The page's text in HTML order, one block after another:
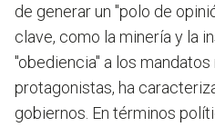
de generar un "polo de
clave, como la minería y la
"obediencia" a los
protagonistas, ha
gobiernos. En términos